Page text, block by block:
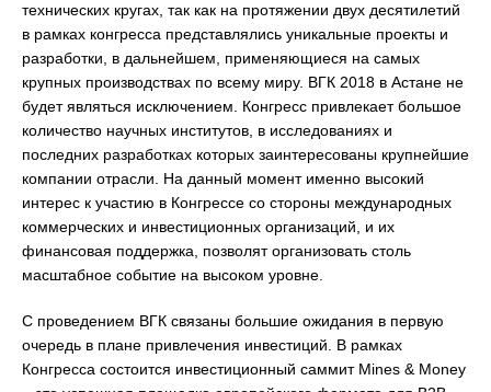
технических кругах, так как на протяжении двух десятилетий
в рамках конгресса представлялись уникальные проекты и
разработки, в дальнейшем, применяющиеся на самых
крупных производствах по всему миру. ВГК 2018 в Астане не
будет являться исключением. Конгресс привлекает большое
количество научных институтов, в исследованиях и
последних разработках которых заинтересованы крупнейшие
компании отрасли. На данный момент именно высокий
интерес к участию в Конгрессе со стороны международных
коммерческих и инвестиционных организаций, и их
финансовая поддержка, позволят организовать столь
масштабное событие на высоком уровне.
С проведением ВГК связаны большие ожидания в первую
очередь в плане привлечения инвестиций. В рамках
Конгресса состоится инвестиционный саммит Mines & Money